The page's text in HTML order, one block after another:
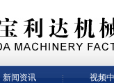
新闻资讯 视频